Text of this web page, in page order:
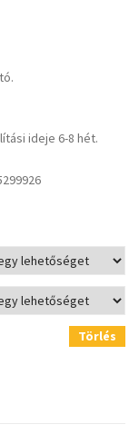
ideje 6-8 hét.
Törlés